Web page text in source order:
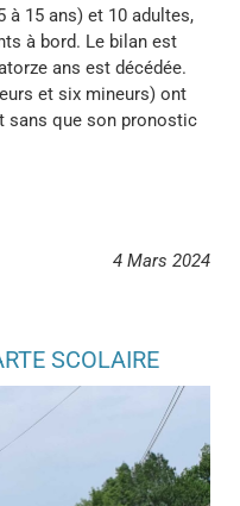
à 15 ans) et 10 adultes,
à bord. Le bilan est
ans est décédée.
et six mineurs) ont
sans que son pronostic
4 Mars 2024
SCOLAIRE